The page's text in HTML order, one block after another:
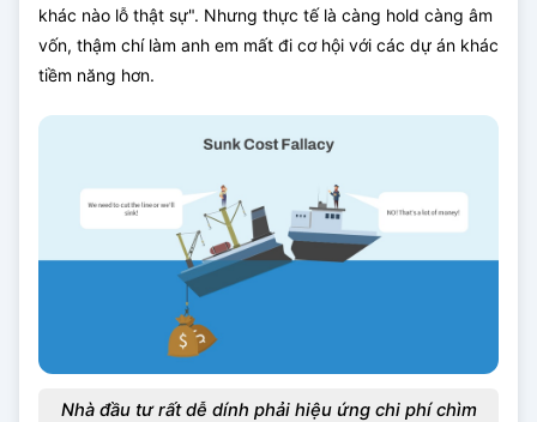
khác nào lỗ thật sự". Nhưng thực tế là càng hold càng âm
vốn, thậm chí làm anh em mất đi cơ hội với các dự án khác
tiềm năng hơn.
Nhà đầu tư rất dễ dính phải hiệu ứng chi phí chìm